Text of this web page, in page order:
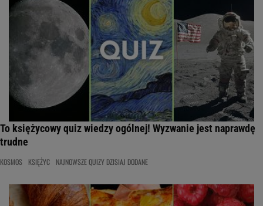
To księżycowy quiz wiedzy ogólnej! Wyzwanie jest naprawdę
trudne
KOSMOS KSIĘŻYC NAJNOWSZE QUIZY DZISIAJ DODANE